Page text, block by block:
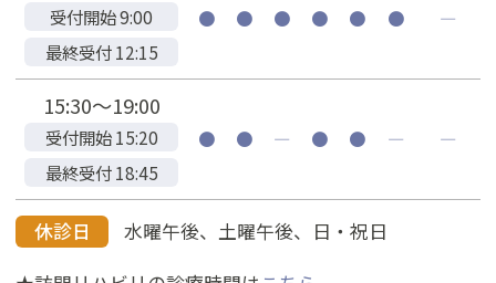
受付開始 9:00
最終受付 12:15
● ● ● ● ● ● ―
15:30～19:00
受付開始 15:20
最終受付 18:45
● ● ― ● ● ― ―
休診日
水曜午後、土曜午後、日・祝日